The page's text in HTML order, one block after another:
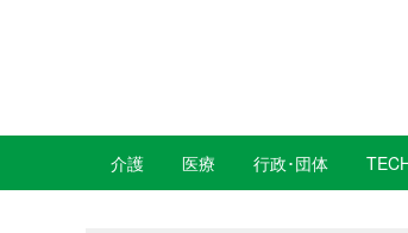
介護 医療 行政･団体
年間購読制度変更のお知